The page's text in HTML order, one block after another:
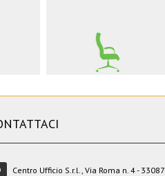
Centro Ufficio S.r.l., Via Roma n. 4 - 33087